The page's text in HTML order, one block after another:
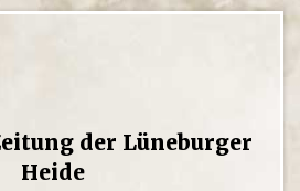
der Lüneburger
Heide